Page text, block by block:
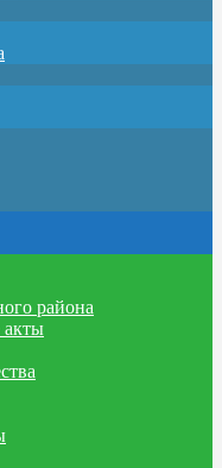
района
акты